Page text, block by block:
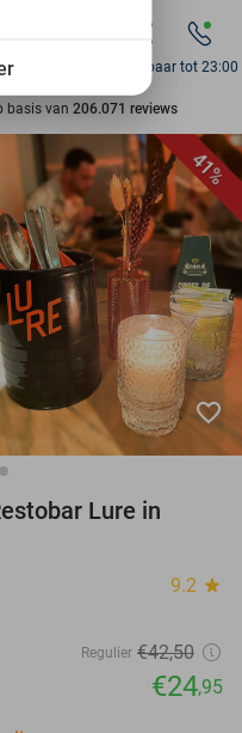
leden
basis van 206.071 reviews
deals
beschikbaar
leden
Bereikbaar tot 23:00
41%
favorite_border
Lure in
9.2 star
Regulier €42,50
€24,95